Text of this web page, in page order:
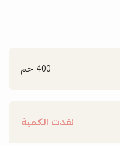
400 جم
نفدت الكمية